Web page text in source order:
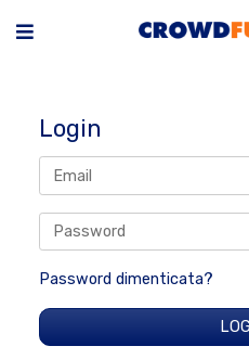
Login
Password dimenticata?